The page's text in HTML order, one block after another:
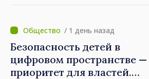
выполнены в
приоритетном режиме
/ 1 день назад
Безопасность детей в
цифровом пространстве —
приоритет для властей.